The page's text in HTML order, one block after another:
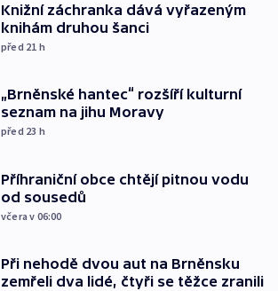
Knižní záchranka dává vyřazeným
knihám druhou šanci
před 21 h
„Brněnské hantec“ rozšíří kulturní
seznam na jihu Moravy
před 23 h
Příhraniční obce chtějí pitnou vodu
od sousedů
včera v 06:00
Při nehodě dvou aut na Brněnsku
zemřeli dva lidé, čtyři se těžce zranili